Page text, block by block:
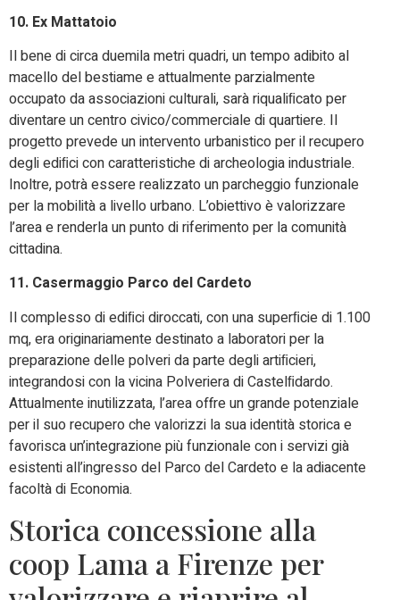
10. Ex Mattatoio
Il bene di circa duemila metri quadri, un tempo adibito al
macello del bestiame e attualmente parzialmente
occupato da associazioni culturali, sarà riqualiﬁcato per
diventare un centro civico/commerciale di quartiere. Il
progetto prevede un intervento urbanistico per il recupero
degli ediﬁci con caratteristiche di archeologia industriale.
Inoltre, potrà essere realizzato un parcheggio funzionale
per la mobilità a livello urbano. L’obiettivo è valorizzare
l’area e renderla un punto di riferimento per la comunità
cittadina.
11. Casermaggio Parco del Cardeto
Il complesso di ediﬁci diroccati, con una superﬁcie di 1.100
mq, era originariamente destinato a laboratori per la
preparazione delle polveri da parte degli artiﬁcieri,
integrandosi con la vicina Polveriera di Castelﬁdardo.
Attualmente inutilizzata, l’area offre un grande potenziale
per il suo recupero che valorizzi la sua identità storica e
favorisca un’integrazione più funzionale con i servizi già
esistenti all’ingresso del Parco del Cardeto e la adiacente
facoltà di Economia.
Storica concessione alla
coop Lama a Firenze per